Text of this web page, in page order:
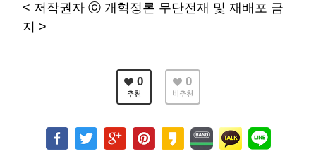
< 저작권자 ⓒ 개혁정론 무단전재 및 재배포 금
지 >
0
추천
0
비추천